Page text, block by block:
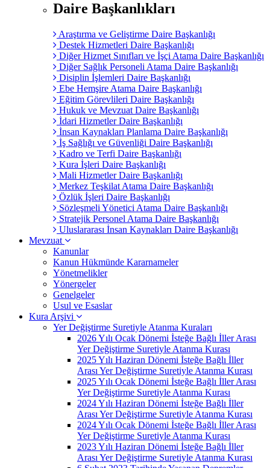
Daire Başkanlıkları
Araştırma ve Geliştirme Daire Başkanlığı
Destek Hizmetleri Daire Başkanlığı
Diğer Hizmet Sınıfları ve İşçi Atama Daire Başkanlığı
Diğer Sağlık Personeli Atama Daire Başkanlığı
Disiplin İşlemleri Daire Başkanlığı
Ebe Hemşire Atama Daire Başkanlığı
Eğitim Görevlileri Daire Başkanlığı
Hukuk ve Mevzuat Daire Başkanlığı
İdari Hizmetler Daire Başkanlığı
İnsan Kaynakları Planlama Daire Başkanlığı
İş Sağlığı ve Güvenliği Daire Başkanlığı
Kadro ve Terfi Daire Başkanlığı
Kura İşleri Daire Başkanlığı
Mali Hizmetler Daire Başkanlığı
Merkez Teşkilat Atama Daire Başkanlığı
Özlük İşleri Daire Başkanlığı
Sözleşmeli Yönetici Atama Daire Başkanlığı
Stratejik Personel Atama Daire Başkanlığı
Uluslararası İnsan Kaynakları Daire Başkanlığı
Mevzuat
Kanunlar
Kanun Hükmünde Kararnameler
Yönetmelikler
Yönergeler
Genelgeler
Usul ve Esaslar
Kura Arşivi
Yer Değiştirme Suretiyle Atanma Kuraları
2026 Yılı Ocak Dönemi İsteğe Bağlı İller Arası
Yer Değiştirme Suretiyle Atanma Kurası
2025 Yılı Haziran Dönemi İsteğe Bağlı İller
Arası Yer Değiştirme Suretiyle Atanma Kurası
2025 Yılı Ocak Dönemi İsteğe Bağlı İller Arası
Yer Değiştirme Suretiyle Atanma Kurası
2024 Yılı Haziran Dönemi İsteğe Bağlı İller
Arası Yer Değiştirme Suretiyle Atanma Kurası
2024 Yılı Ocak Dönemi İsteğe Bağlı İller Arası
Yer Değiştirme Suretiyle Atanma Kurası
2023 Yılı Haziran Dönemi İsteğe Bağlı İller
Arası Yer Değiştirme Suretiyle Atanma Kurası